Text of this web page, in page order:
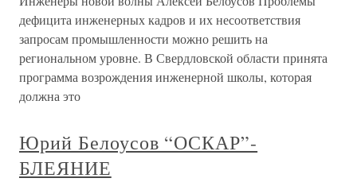
дефицита инженерных кадров и их несоответствия
запросам промышленности можно решить на
региональном уровне. В Свердловской области принята
программа возрождения инженерной школы, которая
должна это
Юрий Белоусов “ОСКАР”-
БЛЕЯНИЕ